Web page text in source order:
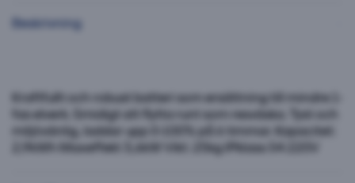
Beskrivning
Kraftfullt och robust batteri som ersättning till mindre 1-
fas elverk. Smidigt att flytta runt som resväska. Tyst och
miljövänlig, laddar upp 0-100% på 6 timmar. Kapacitet:
2,9kWh Maxeffekt 3,6kW Vikt: 25kg IPklass 54 220V